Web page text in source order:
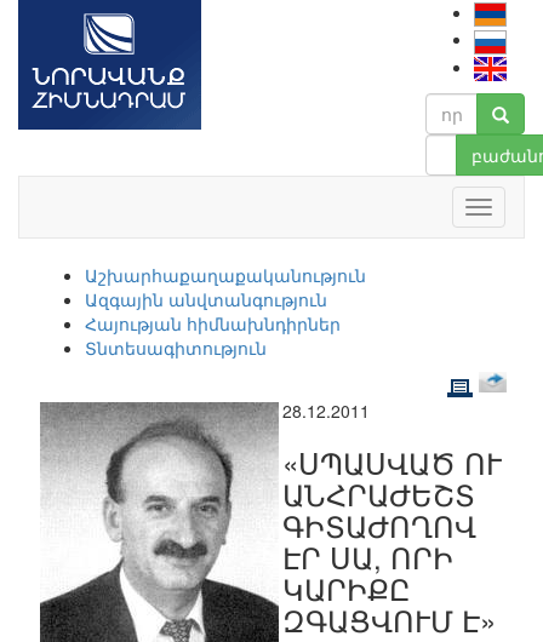
Աշխարհաքաղաքականություն
Ազգային անվտանգություն
Հայության հիմնախնդիրներ
Տնտեսագիտություն
28.12.2011
«ՍՊԱՍՎԱԾ ՈՒ
ԱՆՀՐԱԺԵՇՏ
ԳԻՏԱԺՈՂՈՎ
ԷՐ ՍԱ, ՈՐԻ
ԿԱՐԻՔԸ
ԶԳԱՑՎՈՒՄ Է»